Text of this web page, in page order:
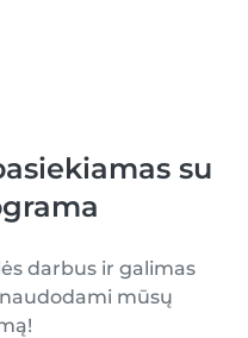
su
darbus ir galimas
mūsų